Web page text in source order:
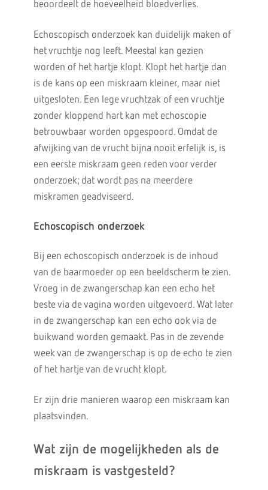
beoordeelt de hoeveelheid bloedverlies.
Echoscopisch onderzoek kan duidelijk maken of
het vruchtje nog leeft. Meestal kan gezien
worden of het hartje klopt. Klopt het hartje dan
is de kans op een miskraam kleiner, maar niet
uitgesloten. Een lege vruchtzak of een vruchtje
zonder kloppend hart kan met echoscopie
betrouwbaar worden opgespoord. Omdat de
afwijking van de vrucht bijna nooit erfelijk is, is
een eerste miskraam geen reden voor verder
onderzoek; dat wordt pas na meerdere
miskramen geadviseerd.
Echoscopisch onderzoek
Bij een echoscopisch onderzoek is de inhoud
van de baarmoeder op een beeldscherm te zien.
Vroeg in de zwangerschap kan een echo het
beste via de vagina worden uitgevoerd. Wat later
in de zwangerschap kan een echo ook via de
buikwand worden gemaakt. Pas in de zevende
week van de zwangerschap is op de echo te zien
of het hartje van de vrucht klopt.
Er zijn drie manieren waarop een miskraam kan
plaatsvinden.
Wat zijn de mogelijkheden als de
miskraam is vastgesteld?